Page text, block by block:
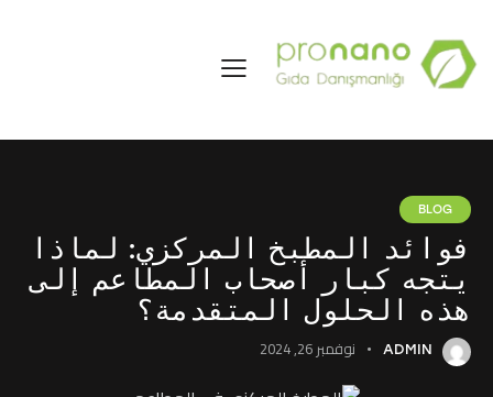
BLOG
فوائد المطبخ المركزي: لماذا
يتجه كبار أصحاب المطاعم إلى
هذه الحلول المتقدمة؟
ADMIN نوفمبر 26, 2024